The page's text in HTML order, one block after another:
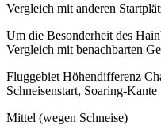
Vergleich mit anderen
Um die Besonderheit des
Vergleich mit benachbarten
Fluggebiet Höhendifferenz
Schneisenstart, Soaring-Kante
Mittel (wegen Schneise)